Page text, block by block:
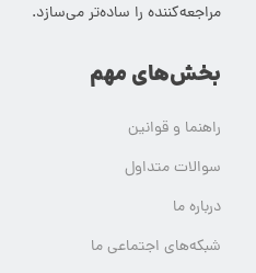
مراجعه‌کننده را ساده‌تر می‌سازد.
بخش‌های مهم
راهنما و قوانین
سوالات متداول
درباره ما
شبکه‌های اجتماعی ما